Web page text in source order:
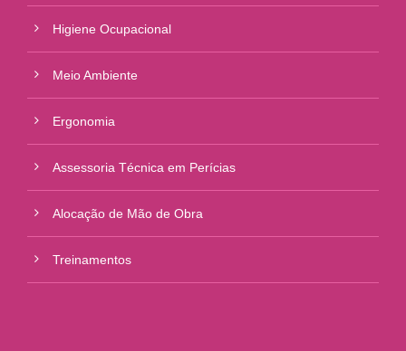
Higiene Ocupacional
Meio Ambiente
Ergonomia
Assessoria Técnica em Perícias
Alocação de Mão de Obra
Treinamentos